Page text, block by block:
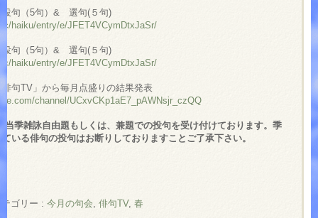
句（5句）& 選句(５句)
c/haiku/entry/e/JFET4VCymDtxJaSr/
句（5句）& 選句(５句)
c/haiku/entry/e/JFET4VCymDtxJaSr/
句TV」から毎月点盛りの結果発表
channel/UCxvCKp1aE7_pAWNsjr_czQQ
季雑詠自由題もしくは、兼題での投句を受け付けております。季
いる俳句の投句はお断りしておりますことご了承下さい。
ゴリー : 今月の句会 俳句TV, 春